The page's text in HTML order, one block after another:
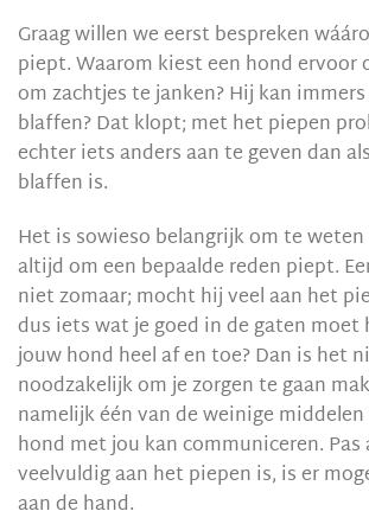
Graag willen we eerst bespreken
piept. Waarom kiest een hond ervoor
om zachtjes te janken? Hij kan
blaffen? Dat klopt; met het piepen
echter iets anders aan te geven dan
blaffen is.
Het is sowieso belangrijk om te
altijd om een bepaalde reden piept.
niet zomaar; mocht hij veel aan het
dus iets wat je goed in de gaten moet
jouw hond heel af en toe? Dan is het
noodzakelijk om je zorgen te gaan
namelijk één van de weinige
hond met jou kan communiceren. Pas
veelvuldig aan het piepen is, is er
aan de hand.